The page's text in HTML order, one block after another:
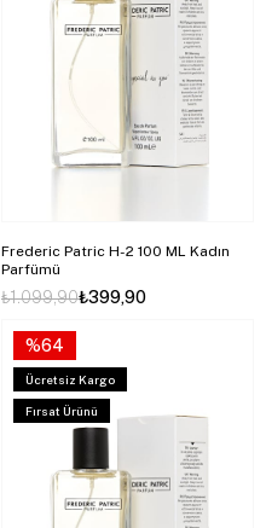
Frederic Patric H-2 100 ML Kadın
Parfümü
₺399,90
₺1.099,90
%64
Ücretsiz Kargo
Fırsat Ürünü